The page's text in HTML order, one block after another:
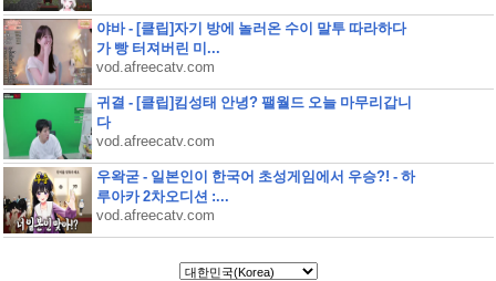
야바 - [클립]자기 방에 놀러온 수이 말투 따라하다
가 빵 터져버린 미...
vod.afreecatv.com
귀결 - [클립]킴성태 안녕? 팰월드 오늘 마무리갑니
다
vod.afreecatv.com
우왁굳 - 일본인이 한국어 초성게임에서 우승?! - 하
루아카 2차오디션 :...
vod.afreecatv.com